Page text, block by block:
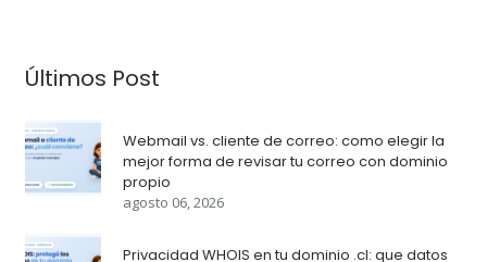
Últimos Post
Webmail vs. cliente de correo: como elegir la
mejor forma de revisar tu correo con dominio
propio
agosto 06, 2026
Privacidad WHOIS en tu dominio .cl: que datos